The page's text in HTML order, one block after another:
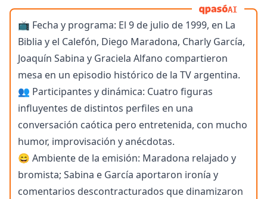
AI
📺 Fecha y programa: El 9 de julio de 1999, en La
Biblia y el Calefón, Diego Maradona, Charly García,
Joaquín Sabina y Graciela Alfano compartieron
mesa en un episodio histórico de la TV argentina.
👥 Participantes y dinámica: Cuatro figuras
influyentes de distintos perfiles en una
conversación caótica pero entretenida, con mucho
humor, improvisación y anécdotas.
😄 Ambiente de la emisión: Maradona relajado y
bromista; Sabina e García aportaron ironía y
comentarios descontracturados que dinamizaron